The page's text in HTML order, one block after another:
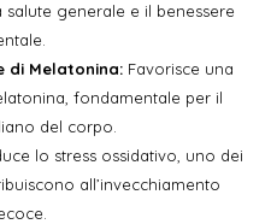
generale e il benessere
di Melatonina: Favorisce una
fondamentale per il
del corpo.
lo stress ossidativo, uno dei
all’invecchiamento